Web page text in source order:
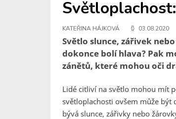
KATEŘINA HÁJKOVÁ 03.08.2020
Světlo slunce, zářivek
dokonce bolí hlava? Pak
zánětů, které mohou oči
Lidé citliví na světlo mohou mít
světloplachosti ovšem může být
bývá slunce, zářivky nebo